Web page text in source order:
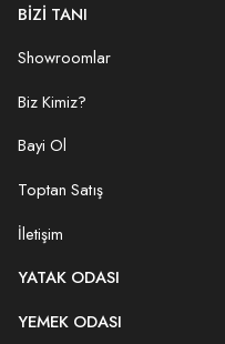
BİZİ TANI
Showroomlar
Biz Kimiz?
Bayi Ol
Toptan Satış
İletişim
YATAK ODASI
YEMEK ODASI